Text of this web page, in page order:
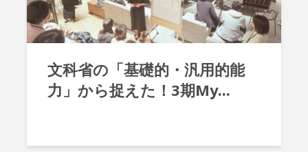
文科省の「基礎的・汎用的能
力」から捉えた！3期My...